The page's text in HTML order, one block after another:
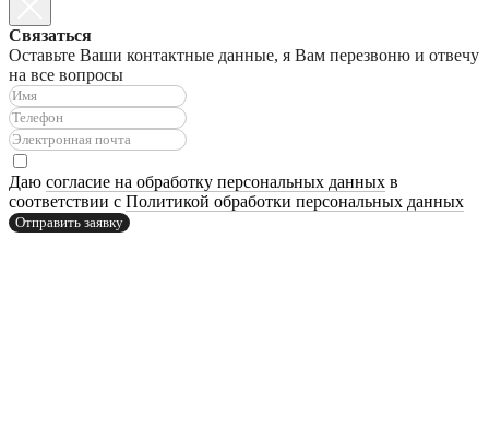
Связаться
Оставьте Ваши контактные данные, я Вам перезвоню и отвечу
на все вопросы
Даю согласие на обработку персональных данных в
соответствии с Политикой обработки персональных данных
Отправить заявку